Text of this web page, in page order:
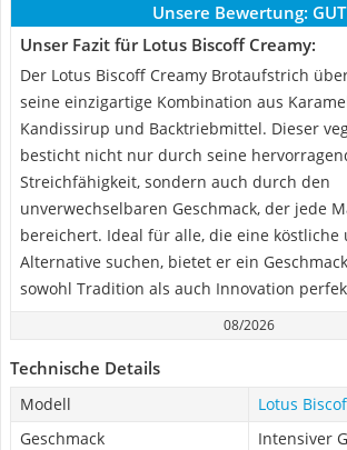
Unsere Bewertung: GUT
Unser Fazit für Lotus Biscoff Creamy:
Der Lotus Biscoff Creamy Brotaufstrich
seine einzigartige Kombination aus
Kandissirup und Backtriebmittel. Dieser
besticht nicht nur durch seine
Streichfähigkeit, sondern auch durch den
unverwechselbaren Geschmack, der jede
bereichert. Ideal für alle, die eine köstliche
Alternative suchen, bietet er ein
sowohl Tradition als auch Innovation
08/2026
Technische Details
Modell
Lotus
Geschmack
Intensiver